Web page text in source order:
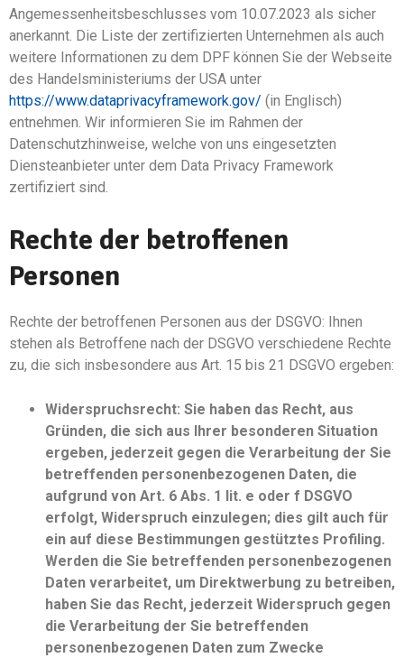
Angemessenheitsbeschlusses vom 10.07.2023 als sicher
anerkannt. Die Liste der zertifizierten Unternehmen als auch
weitere Informationen zu dem DPF können Sie der Webseite
des Handelsministeriums der USA unter
https://www.dataprivacyframework.gov/ (in Englisch)
entnehmen. Wir informieren Sie im Rahmen der
Datenschutzhinweise, welche von uns eingesetzten
Diensteanbieter unter dem Data Privacy Framework
zertifiziert sind.
Rechte der betroffenen
Personen
Rechte der betroffenen Personen aus der DSGVO: Ihnen
stehen als Betroffene nach der DSGVO verschiedene Rechte
zu, die sich insbesondere aus Art. 15 bis 21 DSGVO ergeben:
Widerspruchsrecht: Sie haben das Recht, aus
Gründen, die sich aus Ihrer besonderen Situation
ergeben, jederzeit gegen die Verarbeitung der Sie
betreffenden personenbezogenen Daten, die
aufgrund von Art. 6 Abs. 1 lit. e oder f DSGVO
erfolgt, Widerspruch einzulegen; dies gilt auch für
ein auf diese Bestimmungen gestütztes Profiling.
Werden die Sie betreffenden personenbezogenen
Daten verarbeitet, um Direktwerbung zu betreiben,
haben Sie das Recht, jederzeit Widerspruch gegen
die Verarbeitung der Sie betreffenden
personenbezogenen Daten zum Zwecke